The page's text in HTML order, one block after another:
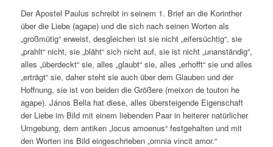
Der Apostel Paulus schreibt in seinem 1. Brief an die Korinther
über die Liebe (agape) und die sich nach seinen Worten als
„großmütig“ erweist, desgleichen ist sie nicht „eifersüchtig“, sie
„prahlt“ nicht, sie „bläht“ sich nicht auf, sie ist nicht „unanständig“,
alles „überdeckt“ sie, alles „glaubt“ sie, alles „erhofft“ sie und alles
„erträgt“ sie, daher steht sie auch über dem Glauben und der
Hoffnung, sie ist von beiden die Größere (meixon de touton he
agape). János Bella hat diese, alles übersteigende Eigenschaft
der Liebe im Bild mit einem liebenden Paar in heiterer natürlicher
Umgebung, dem antiken „locus amoenus“ festgehalten und mit
den Worten ins Bild eingeschrieben „omnia vincit amor.“